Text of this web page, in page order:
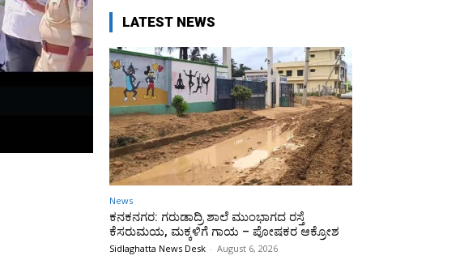
LATEST NEWS
News
ಕನಕನಗರ: ಗರುಡಾದ್ರಿ ಶಾಲೆ ಮುಂಭಾಗದ ರಸ್ತೆ
ಕೆಸರುಮಯ, ಮಕ್ಕಳಿಗೆ ಗಾಯ – ಪೋಷಕರ ಆಕ್ರೋಶ
Sidlaghatta News Desk - August 6, 2026